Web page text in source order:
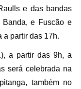
e das bandas
Banda, e Fuscão e
a partir das 17h.
a partir das 9h, a
será celebrada na
também no